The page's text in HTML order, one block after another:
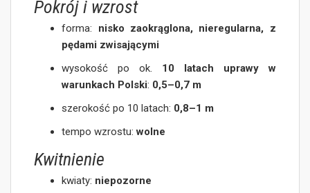
Pokrój i wzrost
forma: nisko zaokrąglona, nieregularna, z
pędami zwisającymi
wysokość po ok. 10 latach uprawy w
warunkach Polski: 0,5–0,7 m
szerokość po 10 latach: 0,8–1 m
tempo wzrostu:wolne
Kwitnienie
kwiaty: niepozorne